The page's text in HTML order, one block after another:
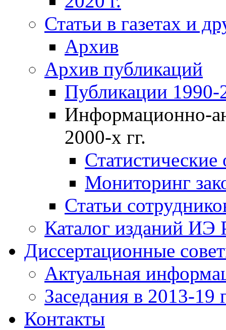
Статьи в газетах и
Архив
Архив публикаций
Публикации 1990-
Информационно-
2000-х гг.
Мониторинг
Статьи
Каталог изданий ИЭ
Диссертационные
Актуальная
Заседания в 2013-19
Контакты